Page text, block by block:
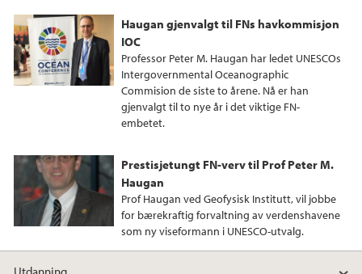
Haugan gjenvalgt til FNs havkommisjon
IOC
Professor Peter M. Haugan har ledet UNESCOs
Intergovernmental Oceanographic
Commision de siste to årene. Nå er han
gjenvalgt til to nye år i det viktige FN-
embetet.
Prestisjetungt FN-verv til Prof Peter M.
Haugan
Prof Haugan ved Geofysisk Institutt, vil jobbe
for bærekraftig forvaltning av verdenshavene
som ny viseformann i UNESCO-utvalg.